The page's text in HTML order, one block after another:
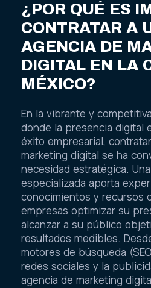
¿POR QUÉ ES
CONTRATAR A
AGENCIA DE
DIGITAL EN LA
MÉXICO?
En la vibrante y
donde la presencia digital
éxito empresarial,
marketing digital se ha
necesidad estratégica.
especializada aporta
conocimientos y recursos
empresas optimizar su
alcanzar a su público
resultados medibles.
motores de búsqueda
redes sociales y la
agencia de marketing